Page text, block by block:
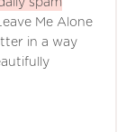
spam
Me Alone
in a way